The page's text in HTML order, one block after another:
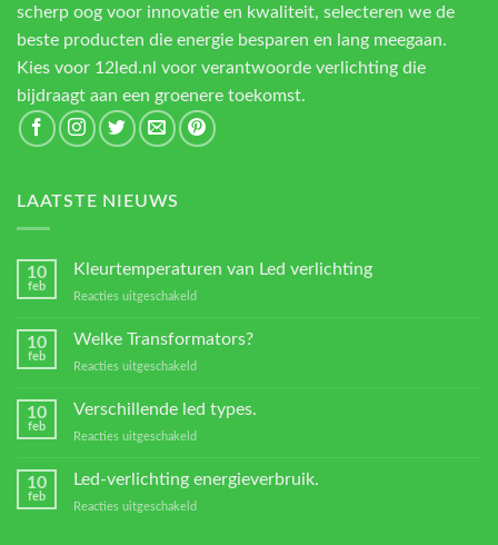
scherp oog voor innovatie en kwaliteit, selecteren we de
beste producten die energie besparen en lang meegaan.
Kies voor 12led.nl voor verantwoorde verlichting die
bijdraagt aan een groenere toekomst.
LAATSTE NIEUWS
10
feb
Kleurtemperaturen van Led verlichting
Reacties uitgeschakeld
van
verlichting
10
feb
Welke Transformators?
Reacties uitgeschakeld
Transformators?
10
feb
Verschillende led types.
Reacties uitgeschakeld
led
10
feb
Led-verlichting energieverbruik.
Reacties uitgeschakeld